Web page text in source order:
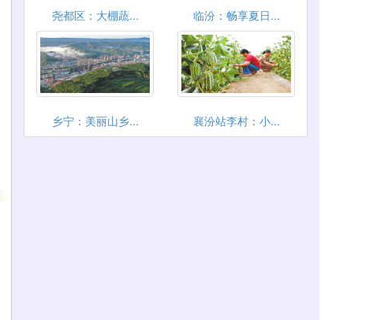
尧都区：大棚蔬... 临汾：畅享夏日...
乡宁：美丽山乡... 襄汾站李村：小...